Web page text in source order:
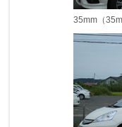
35mm（